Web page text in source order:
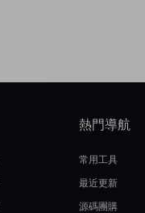
熱門導航
常用工具
最近更新
源碼團購